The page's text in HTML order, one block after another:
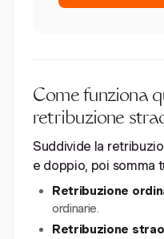
Come funziona
retribuzione
Suddivide la
e doppio, poi somma
Retribuzione
ordinarie.
Retribuzione